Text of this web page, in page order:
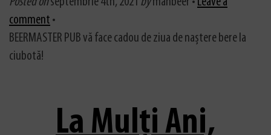
comment •
BEERMASTER PUB vă face cadou de ziua de naștere bere la
ciubotă!
La Mulți Ani,